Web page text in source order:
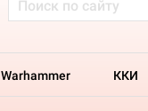
Warhammer ККИ